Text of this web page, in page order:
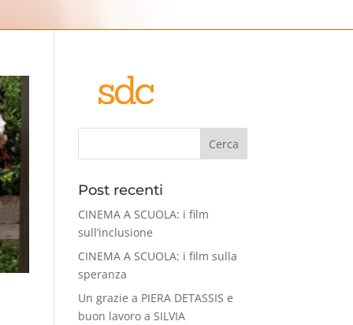
Cerca
Post recenti
CINEMA A SCUOLA: i film
sull’inclusione
CINEMA A SCUOLA: i film sulla
speranza
Un grazie a PIERA DETASSIS e
buon lavoro a SILVIA